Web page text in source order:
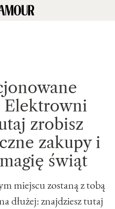
Elektrowni
zrobisz
zakupy i
świąt
miejscu zostaną z tobą
dłużej: znajdziesz tutaj